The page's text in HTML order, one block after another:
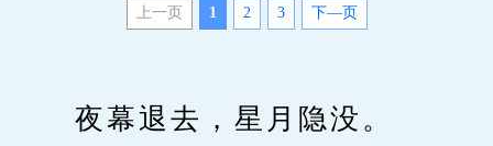
上一页 1 2 3 下—页
夜幕退去，星月隐没。